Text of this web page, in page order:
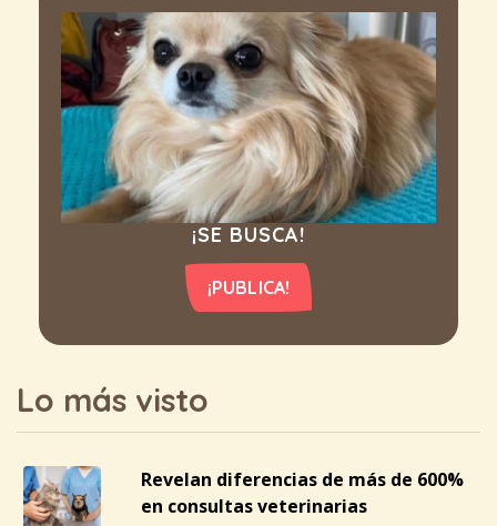
¡SE BUSCA!
¡PUBLICA!
Lo más visto
Revelan diferencias de más de 600%
en consultas veterinarias